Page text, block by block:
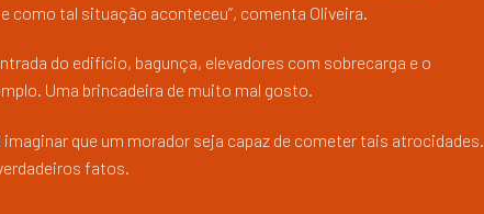
como tal situação aconteceu”, comenta Oliveira.
do edifício, bagunça, elevadores com sobrecarga e o
Uma brincadeira de muito mal gosto.
que um morador seja capaz de cometer tais atrocidades.
fatos.